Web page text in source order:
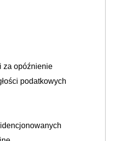
za opóźnienie
podatkowych